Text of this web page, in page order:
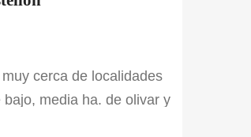
cerca de localidades
media ha. de olivar y